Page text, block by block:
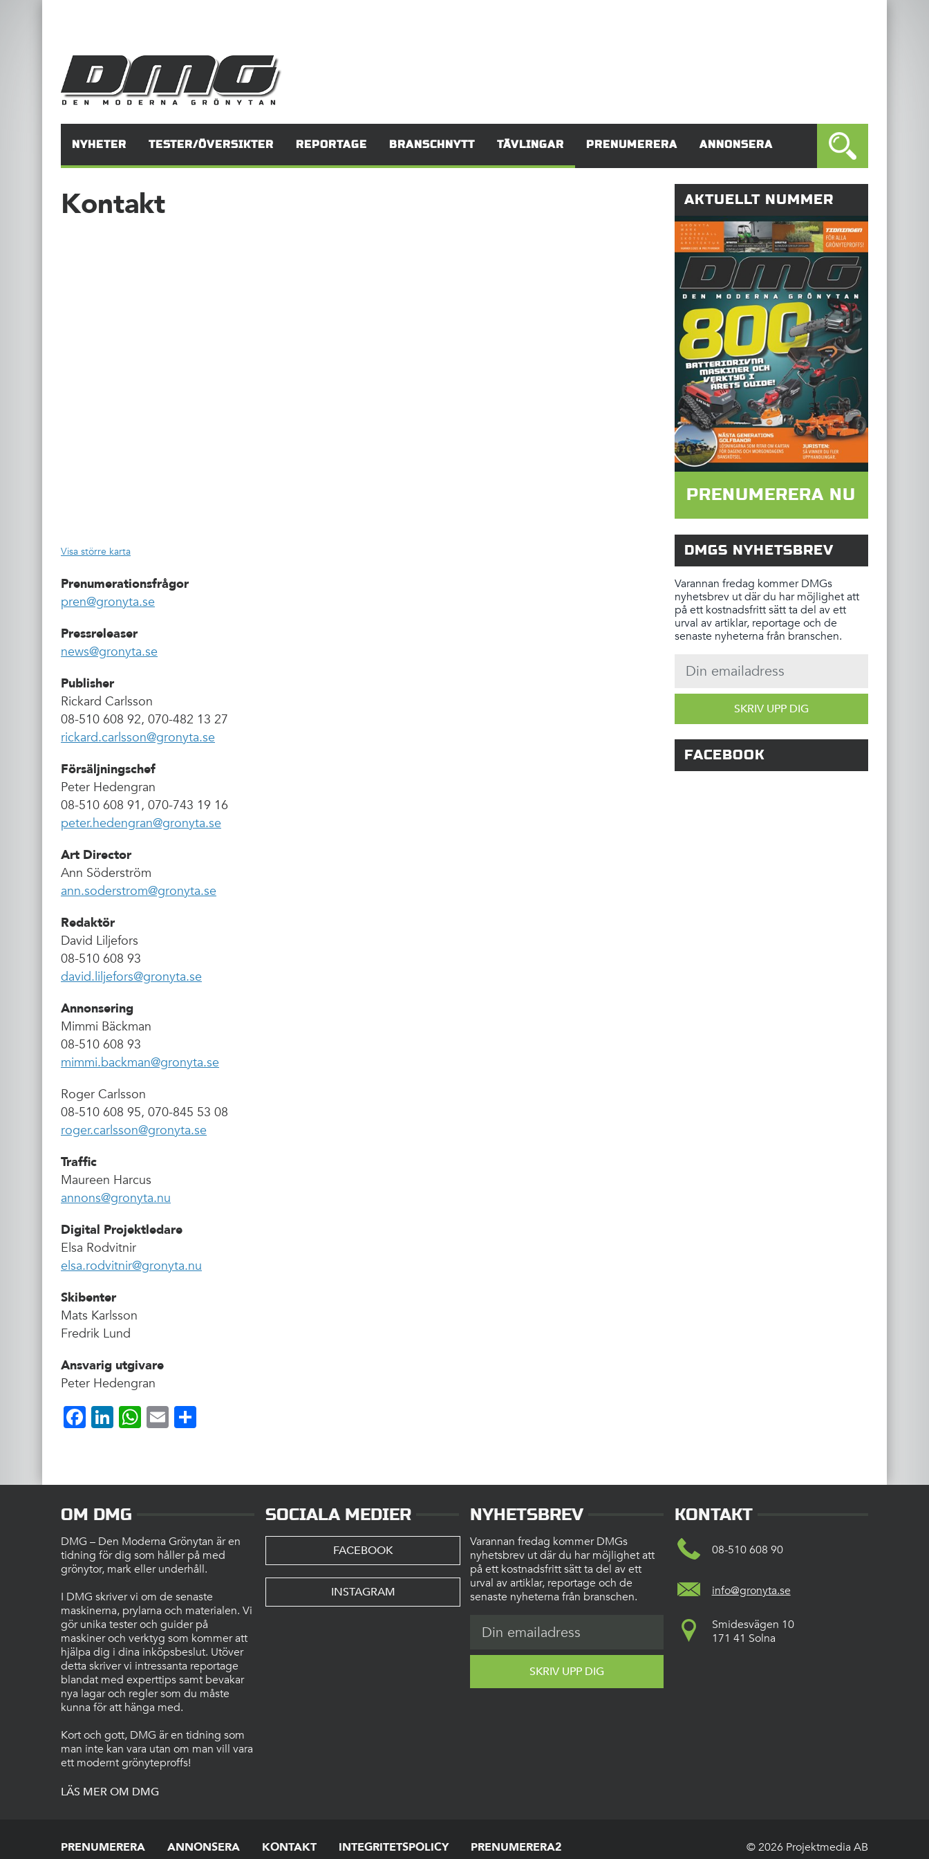
NYHETER TESTER/ÖVERSIKTER REPORTAGE BRANSCHNYTT TÄVLINGAR PRENUMERERA ANNONSERA
Kontakt
Visa större karta
Prenumerationsfrågor
pren@gronyta.se
Pressreleaser
news@gronyta.se
Publisher
Rickard Carlsson
08-510 608 92, 070-482 13 27
rickard.carlsson@gronyta.se
Försäljningschef
Peter Hedengran
08-510 608 91, 070-743 19 16
peter.hedengran@gronyta.se
Art Director
Ann Söderström
ann.soderstrom@gronyta.se
Redaktör
David Liljefors
08-510 608 93
david.liljefors@gronyta.se
Annonsering
Mimmi Bäckman
08-510 608 93
mimmi.backman@gronyta.se
Roger Carlsson
08-510 608 95, 070-845 53 08
roger.carlsson@gronyta.se
Traffic
Maureen Harcus
annons@gronyta.nu
Digital Projektledare
Elsa Rodvitnir
elsa.rodvitnir@gronyta.nu
Skibenter
Mats Karlsson
Fredrik Lund
Ansvarig utgivare
Peter Hedengran
Facebook
LinkedIn
WhatsApp
Email
AKTUELLT NUMMER
PRENUMERERA NU
DMGS NYHETSBREV
Varannan fredag kommer DMGs
nyhetsbrev ut där du har möjlighet att
på ett kostnadsfritt sätt ta del av ett
urval av artiklar, reportage och de
senaste nyheterna från branschen.
SKRIV UPP DIG
FACEBOOK
OM DMG
DMG – Den Moderna Grönytan är en
tidning för dig som håller på med
grönytor, mark eller underhåll.
I DMG skriver vi om de senaste
maskinerna, prylarna och materialen. Vi
gör unika tester och guider på
maskiner och verktyg som kommer att
hjälpa dig i dina inköpsbeslut. Utöver
detta skriver vi intressanta reportage
blandat med experttips samt bevakar
nya lagar och regler som du måste
kunna för att hänga med.
Kort och gott, DMG är en tidning som
man inte kan vara utan om man vill vara
ett modernt grönyteproffs!
LÄS MER OM DMG
SOCIALA MEDIER
FACEBOOK
INSTAGRAM
NYHETSBREV
Varannan fredag kommer DMGs
nyhetsbrev ut där du har möjlighet att
på ett kostnadsfritt sätt ta del av ett
urval av artiklar, reportage och de
senaste nyheterna från branschen.
SKRIV UPP DIG
KONTAKT
08-510 608 90
info@gronyta.se
Smidesvägen 10
171 41 Solna
PRENUMERERA ANNONSERA KONTAKT INTEGRITETSPOLICY PRENUMERERA2 © 2026 Projektmedia AB